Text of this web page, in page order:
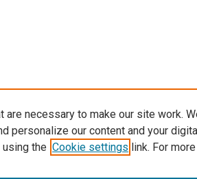
are necessary to make our site work.
personalize our content and your
the Cookie settings link. For